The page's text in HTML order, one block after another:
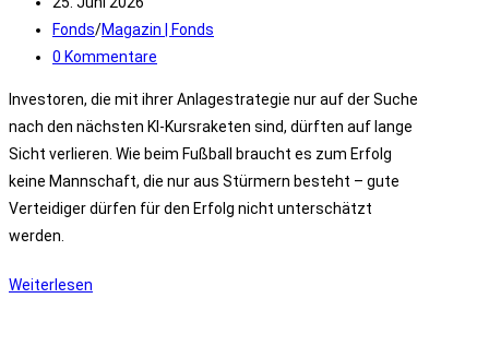
veröffentlicht:
Beitrags-
Kategorie:
Fonds/Magazin | Fonds
Beitrags-
0 Kommentare
Investoren, die mit ihrer Anlagestrategie nur auf der Suche
nach den nächsten KI-Kursraketen sind, dürften auf lange
Sicht verlieren. Wie beim Fußball braucht es zum Erfolg
keine Mannschaft, die nur aus Stürmern besteht – gute
Verteidiger dürfen für den Erfolg nicht unterschätzt
werden.
Weiterlesen